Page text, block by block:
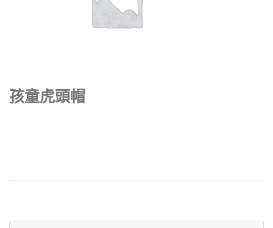
孩童虎頭帽